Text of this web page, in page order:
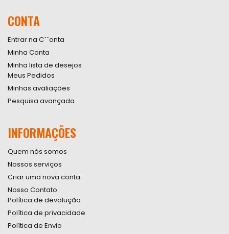
Newsletter:
CONTA
Entrar na C``onta
Minha Conta
Minha lista de desejos
Meus Pedidos
Minhas avaliações
Pesquisa avançada
INFORMAÇÕES
Quem nós somos
Nossos serviços
Criar uma nova conta
Nosso Contato
Política de devolução
Política de privacidade
Política de Envio